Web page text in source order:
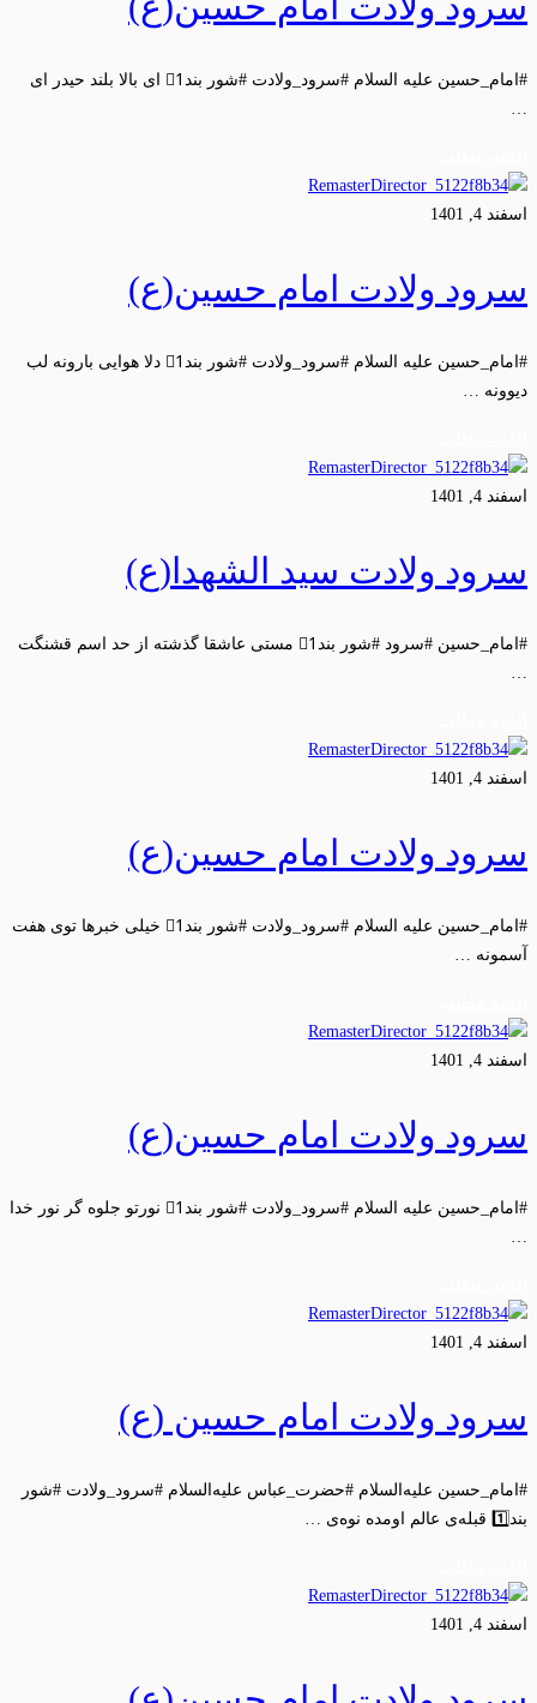
#امام_حسین علیه السلام #سرود_ولادت #شور بند1⃣ ای بالا بلند حیدر ای
…
اسفند 4, 1401
سرود ولادت امام حسین(ع)
#امام_حسین علیه السلام #سرود_ولادت #شور بند1⃣ دلا هوایی بارونه لب
دیوونه …
اسفند 4, 1401
سرود ولادت سید الشهدا(ع)
#امام_حسین #سرود #شور بند1⃣ مستی عاشقا گذشته از حد اسم قشنگت
…
اسفند 4, 1401
سرود ولادت امام حسین(ع)
#امام_حسین علیه السلام #سرود_ولادت #شور بند1⃣ خیلی خبرها توی هفت
آسمونه …
اسفند 4, 1401
سرود ولادت امام حسین(ع)
#امام_حسین علیه السلام #سرود_ولادت #شور بند1⃣ نورتو جلوه گر نور خدا
…
اسفند 4, 1401
سرود ولادت امام حسین (ع)
#امام_حسین علیه‌السلام #حضرت_عباس علیه‌السلام #سرود_ولادت #شور
بند1️⃣ قبله‌ی عالم اومده نوه‌ی …
اسفند 4, 1401